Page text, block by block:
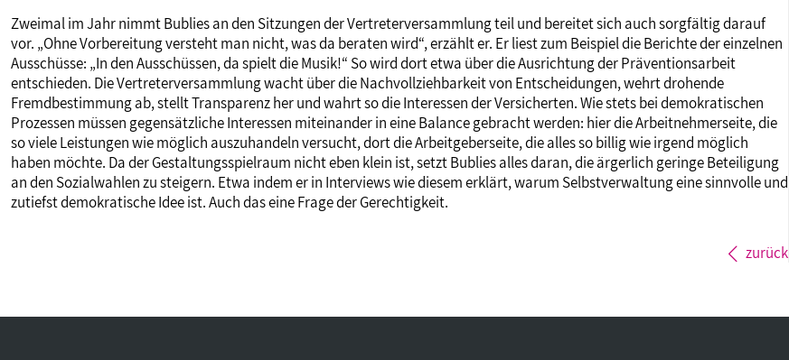
Zweimal im Jahr nimmt Bublies an den Sitzungen der Vertreterversammlung teil und bereitet sich auch sorgfältig darauf
vor. „Ohne Vorbereitung versteht man nicht, was da beraten wird“, erzählt er. Er liest zum Beispiel die Berichte der einzelnen
Ausschüsse: „In den Ausschüssen, da spielt die Musik!“ So wird dort etwa über die Ausrichtung der Präventionsarbeit
entschieden. Die Vertreterversammlung wacht über die Nachvollziehbarkeit von Entscheidungen, wehrt drohende
Fremdbestimmung ab, stellt Transparenz her und wahrt so die Interessen der Versicherten. Wie stets bei demokratischen
Prozessen müssen gegensätzliche Interessen miteinander in eine Balance gebracht werden: hier die Arbeitnehmerseite, die
so viele Leistungen wie möglich auszuhandeln versucht, dort die Arbeitgeberseite, die alles so billig wie irgend möglich
haben möchte. Da der Gestaltungsspielraum nicht eben klein ist, setzt Bublies alles daran, die ärgerlich geringe Beteiligung
an den Sozialwahlen zu steigern. Etwa indem er in Interviews wie diesem erklärt, warum Selbstverwaltung eine sinnvolle und
zutiefst demokratische Idee ist. Auch das eine Frage der Gerechtigkeit.
zurück